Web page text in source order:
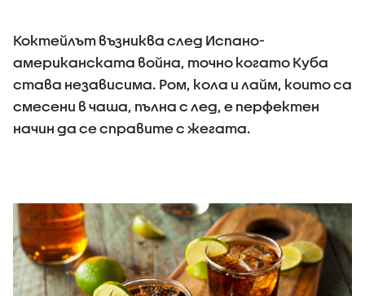
Коктейлът възниква след Испано-
американската война, точно когато Куба
става независима. Ром, кола и лайм, които са
смесени в чаша, пълна с лед, е перфектен
начин да се справите с жегата.